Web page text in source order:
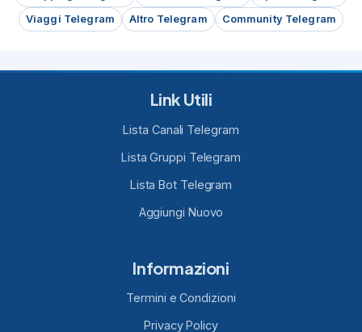
Viaggi Telegram
Altro Telegram Community Telegram
Link Utili
Lista Canali Telegram
Lista Gruppi Telegram
Lista Bot Telegram
Aggiungi Nuovo
Informazioni
Termini e Condizioni
Privacy Policy